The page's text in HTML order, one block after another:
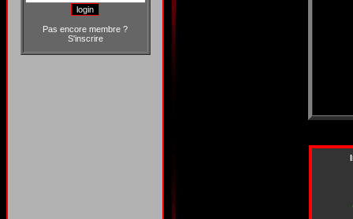
Pas encore membre ?
S'inscrire